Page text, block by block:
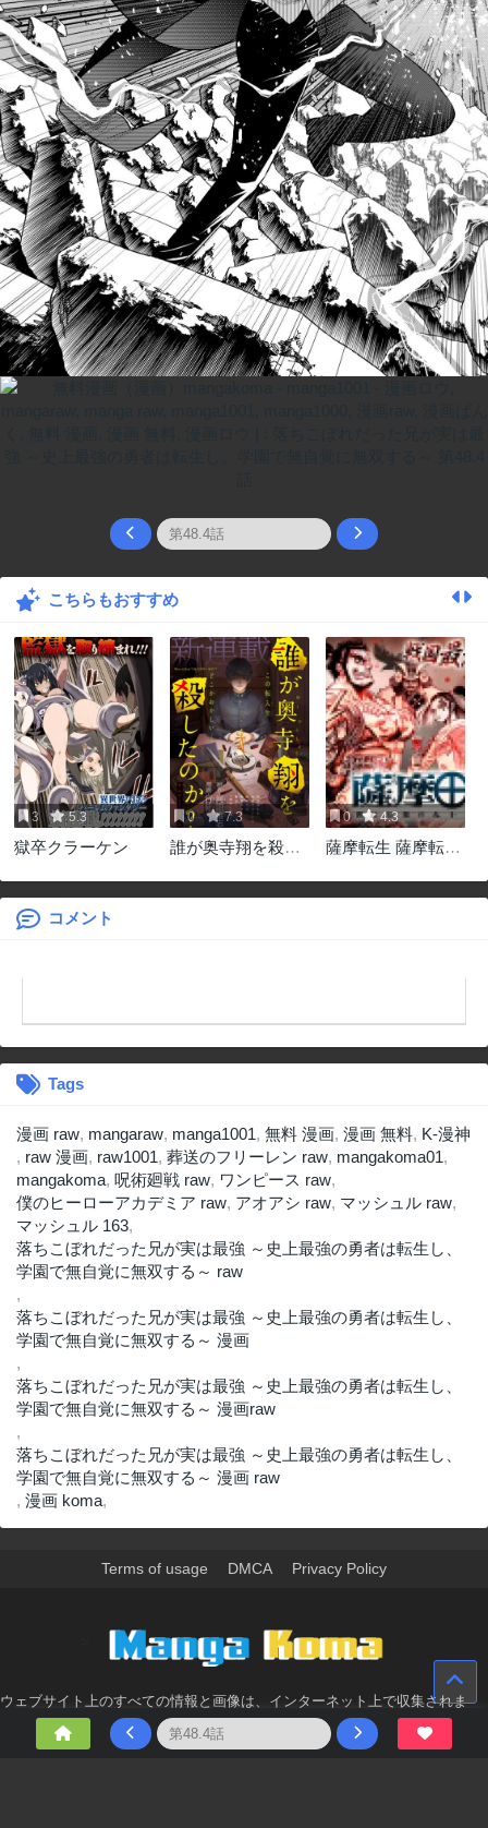
こちらもおすすめ
3 5.3
獄卒クラーケン
0 7.3
誰が奥寺翔を殺し
0 4.3
薩摩転生 薩摩転生
コメント
Tags
漫画 raw, mangaraw, manga1001, 無料 漫画, 漫画 無料, K-漫神
, raw 漫画, raw1001, 葬送のフリーレン raw, mangakoma01,
mangakoma, 呪術廻戦 raw, ワンピース raw,
僕のヒーローアカデミア raw, アオアシ raw, マッシュル raw,
マッシュル 163,
落ちこぼれだった兄が実は最強 ～史上最強の勇者は転生し、
学園で無自覚に無双する～ raw
,
落ちこぼれだった兄が実は最強 ～史上最強の勇者は転生し、
学園で無自覚に無双する～ 漫画
,
落ちこぼれだった兄が実は最強 ～史上最強の勇者は転生し、
学園で無自覚に無双する～ 漫画raw
,
落ちこぼれだった兄が実は最強 ～史上最強の勇者は転生し、
学園で無自覚に無双する～ 漫画 raw
, 漫画 koma,
Terms of usage DMCA Privacy Policy
ウェブサイト上のすべての情報と画像は、インターネット上で収集されま
す。 このウェブサイトの情報については、所有していないか、責任を負いま
せん。 個人や組織に影響を与える場合は、必要に応じて、すぐに検討して削